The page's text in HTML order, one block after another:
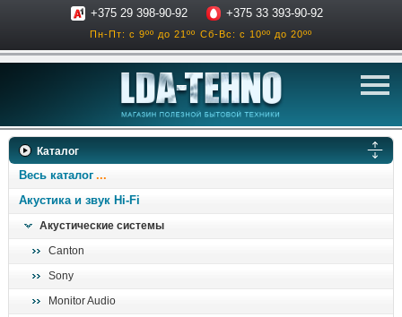
+375 29 398-90-92 +375 33 393-90-92
Пн-Пт: с 9ºº до 21ºº Сб-Вс: с 10ºº до 20ºº
телевизоры
ресиверы, усилители
Каталог
Весь каталог
Акустика и звук Hi-Fi
Акустические системы
Canton
Sony
Monitor Audio